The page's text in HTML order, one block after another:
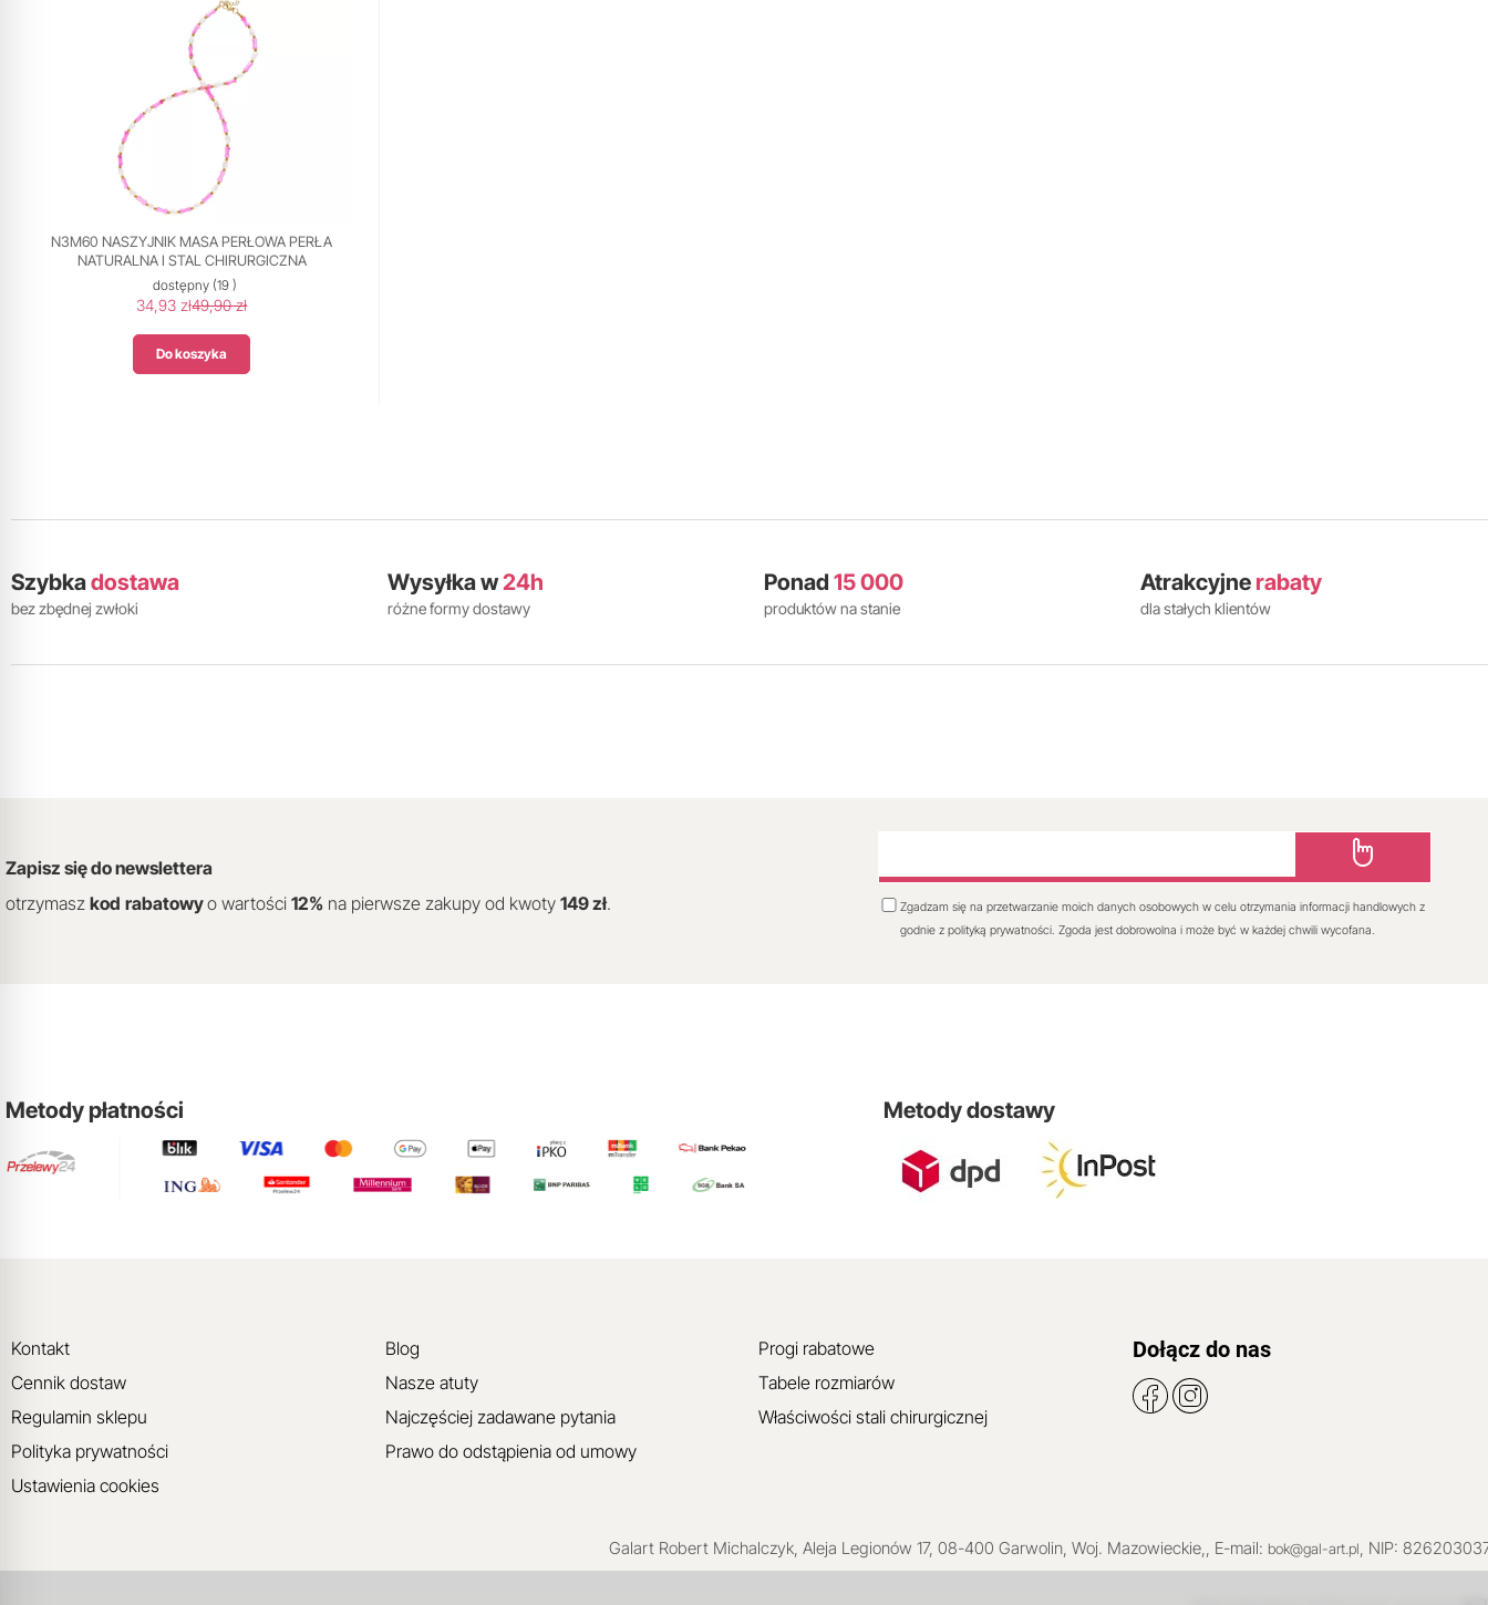
N3M60 NASZYJNIK MASA PERŁOWA PERŁA
NATURALNA I STAL CHIRURGICZNA
dostępny(19 )
34,93 zł49,90 zł
Do koszyka
Szybkadostawa
bez zbędnej zwłoki
Wysyłka w24h
różne formy dostawy
Ponad 15 000
produktów na stanie
Atrakcyjne rabaty
dla stałych klientów
Zapisz się do newslettera
otrzymasz kod rabatowyo wartości 12% na pierwsze zakupy od kwoty 149 zł.
Zgadzam się na przetwarzanie moich danych osobowych w celu otrzymania informacji handlowych z
godnie z polityką prywatności. Zgoda jest dobrowolna i może być w każdej chwili wycofana.
Metody płatności Metody dostawy
Kontakt
Cennik dostaw
Regulamin sklepu
Polityka prywatności
Ustawienia cookies
Blog
Nasze atuty
Najczęściej zadawane pytania
Prawo do odstąpienia od umowy
Progi rabatowe
Tabele rozmiarów
Właściwości stali chirurgicznej
Dołącz do nas
Galart Robert Michalczyk Aleja Legionów 17, 08-400 Garwolin , Woj. Mazowieckie , E-mail: bok@gal-art.pl , NIP: